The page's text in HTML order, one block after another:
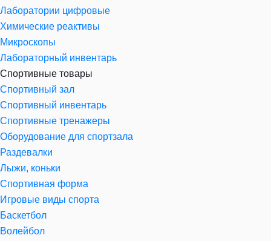
Лаборатории цифровые
Химические реактивы
Микроскопы
Лабораторный инвентарь
Спортивные товары
Спортивный зал
Спортивный инвентарь
Спортивные тренажеры
Оборудование для спортзала
Раздевалки
Лыжи, коньки
Спортивная форма
Игровые виды спорта
Баскетбол
Волейбол